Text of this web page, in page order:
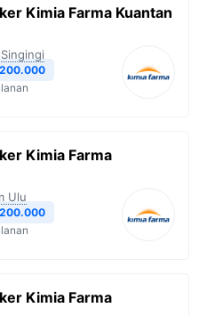
Kimia Farma Kuantan
Kimia Farma
Ulu
Kimia Farma